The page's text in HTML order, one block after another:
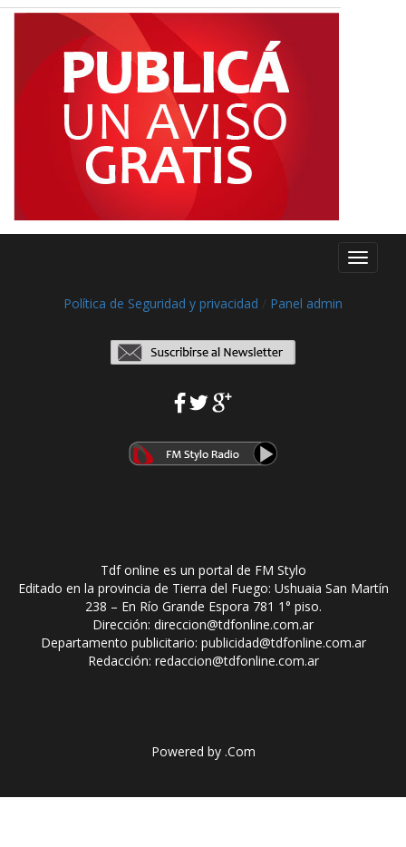
Toggle
Política de Seguridad y privacidad
Panel admin
Tdf online es un portal de FM Stylo
Editado en la provincia de Tierra del Fuego: Ushuaia San Martín
238 – En Río Grande Espora 781 1° piso.
Dirección: direccion@tdfonline.com.ar
Departamento publicitario: publicidad@tdfonline.com.ar
Redacción: redaccion@tdfonline.com.ar
Powered by .Com